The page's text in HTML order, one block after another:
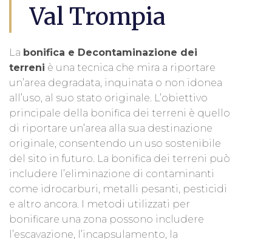
Val Trompia
La bonifica e Decontaminazione dei
terreni è una tecnica che mira a riportare
un’area degradata, inquinata o non idonea
all’uso, al suo stato originale. L’obiettivo
principale della bonifica dei terreni è quello
di riportare un’area alla sua destinazione
originale, consentendo un uso sostenibile
del sito in futuro. La bonifica dei terreni può
includere l’eliminazione di contaminanti
come idrocarburi, metalli pesanti, pesticidi
e altro ancora. I metodi utilizzati per
bonificare una zona possono includere
l’escavazione, l’incapsulamento, la